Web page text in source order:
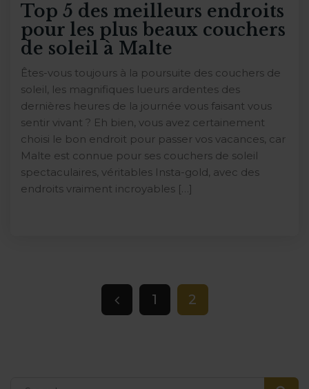
Top 5 des meilleurs endroits
pour les plus beaux couchers
de soleil à Malte
Êtes-vous toujours à la poursuite des couchers de
soleil, les magnifiques lueurs ardentes des
dernières heures de la journée vous faisant vous
sentir vivant ? Eh bien, vous avez certainement
choisi le bon endroit pour passer vos vacances, car
Malte est connue pour ses couchers de soleil
spectaculaires, véritables Insta-gold, avec des
endroits vraiment incroyables […]
1 2